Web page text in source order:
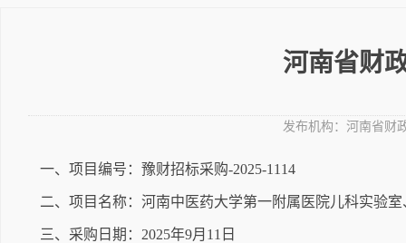
河南省财
发布机构： 河南省财
一、项目编号：豫财招标采购-2025-1114
二、项目名称：河南中医药大学第一附属医院儿科实验
三、采购日期：2025年9月11日